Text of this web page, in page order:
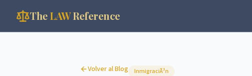
TheLAWReference
Volver al Blog InmigraciÃ³n